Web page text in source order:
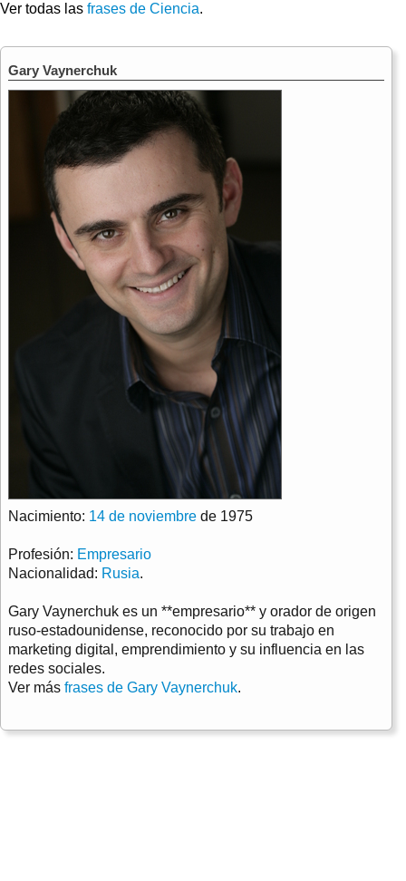
Ver todas las frases de Ciencia.
Gary Vaynerchuk
Nacimiento: 14 de noviembre de 1975
Profesión: Empresario
Nacionalidad: Rusia.
Gary Vaynerchuk es un **empresario** y orador de origen
ruso-estadounidense, reconocido por su trabajo en
marketing digital, emprendimiento y su influencia en las
redes sociales.
Ver más frases de Gary Vaynerchuk.